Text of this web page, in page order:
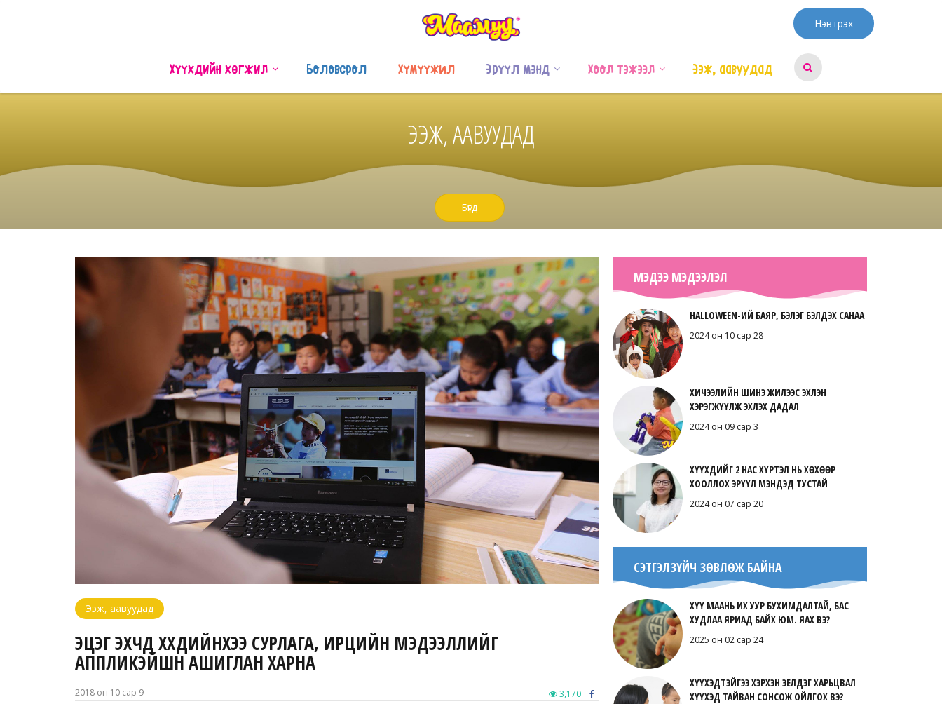
Нэвтрэх
Хүүхдийн хөгжил Боловсрол Хүмүүжил Эрүүл мэнд Хоол тэжээл Ээж, аавуудад
ЭЭЖ, ААВУУДАД
Бүгд
Ээж, аавуудад
ЭЦЭГ ЭХЧҮҮД ХҮҮХДИЙНХЭЭ СУРЛАГА, ИРЦИЙН МЭДЭЭЛЛИЙГ
АППЛИКЭЙШН АШИГЛАН ХАРНА
2018 он 10 сар 9 3,170
МЭДЭЭ МЭДЭЭЛЭЛ
HALLOWEEN-ИЙ БАЯР, БЭЛЭГ БЭЛДЭХ САНАА
2024 он 10 сар 28
ХИЧЭЭЛИЙН ШИНЭ ЖИЛЭЭС ЭХЛЭН
ХЭРЭГЖҮҮЛЖ ЭХЛЭХ ДАДАЛ
2024 он 09 сар 3
ХҮҮХДИЙГ 2 НАС ХҮРТЭЛ НЬ ХӨХӨӨР
ХООЛЛОХ ЭРҮҮЛ МЭНДЭД ТУСТАЙ
2024 он 07 сар 20
СЭТГЭЛЗҮЙЧ ЗӨВЛӨЖ БАЙНА
ХҮҮ МААНЬ ИХ УУР БУХИМДАЛТАЙ, БАС
ХУДЛАА ЯРИАД БАЙХ ЮМ. ЯАХ ВЭ?
2025 он 02 сар 24
ХҮҮХЭДТЭЙГЭЭ ХЭРХЭН ЭЕЛДЭГ ХАРЬЦВАЛ
ХҮҮХЭД ТАЙВАН СОНСОЖ ОЙЛГОХ ВЭ?